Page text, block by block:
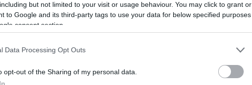
but not limited to your visit or usage behaviour. You may click to grant or
to Google and its third-party tags to use your data for below specified purposes
consent section.
Data Processing Opt Outs
opt-out of the Sharing of my personal data.
garantáltan legfeljebb 3 százalékos
vonatkozóan eltörlik a 35 millió forintos
volt.
10, a három és több gyermeket vállaló vagy nevelő
igénybe új lakás vagy ház vásárlására
ennyi gyereket előre vállaló családok ugyanezt